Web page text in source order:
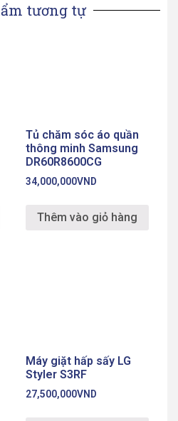
tương tự
Tủ chăm sóc áo quần
thông minh Samsung
DR60R8600CG
34,000,000VND
Thêm vào giỏ hàng
Máy giặt hấp sấy LG
Styler S3RF
27,500,000VND